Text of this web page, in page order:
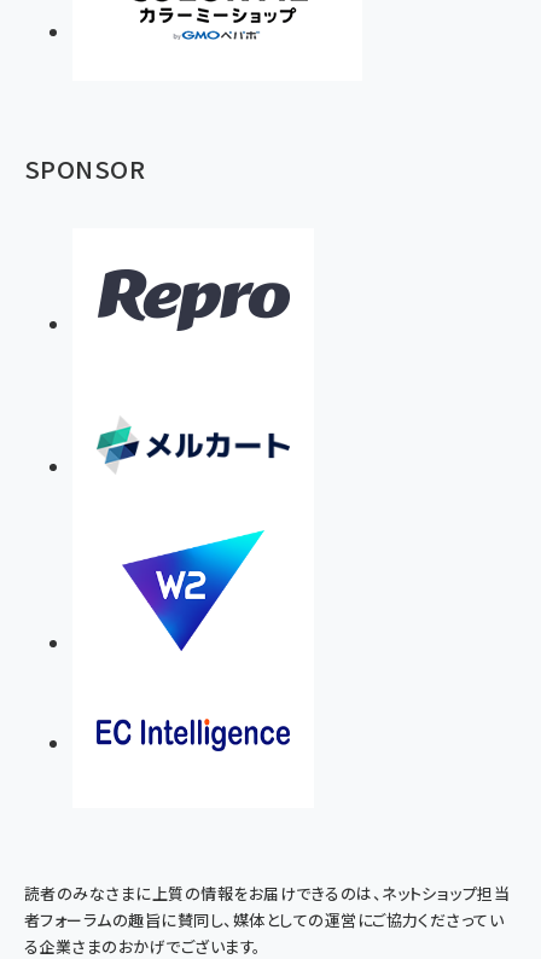
SPONSOR
読者のみなさまに上質の情報をお届けできるのは、ネットショップ担当
者フォーラムの趣旨に賛同し、媒体としての運営にご協力くださってい
る企業さまのおかげでございます。